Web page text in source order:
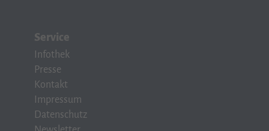
Service
Infothek
Presse
Kontakt
Impressum
Datenschutz
Hier finden Sie eine Übersicht über alle verwendeten Cookies. Sie können Ihre
anzeigen lassen und so nur bestimmte Cookies auswählen.